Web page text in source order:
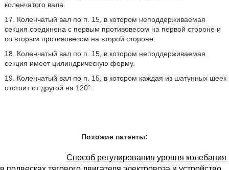
коленчатого вала.
17. Коленчатый вал по п. 15, в котором неподдерживаемая
секция соединена с первым противовесом на первой стороне и
со вторым противовесом на второй стороне.
18. Коленчатый вал по п. 15, в котором неподдерживаемая
секция имеет цилиндрическую форму.
19. Коленчатый вал по п. 15, в котором каждая из шатунных шеек
отстоит от другой на 120°.
Похожие патенты:
Способ регулирования уровня колебания